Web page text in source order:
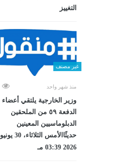
التغييز
غير مصنف
منذ شهر واحد
وزير الخارجية يلتقي أعضاء
الدفعة ٥٩ من الملحقين
الدبلوماسيين المعينين
حديثًاالأمس الثلاثاء، 30 يونيو
2026 03:39 مـ